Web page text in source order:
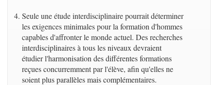
Seule une étude interdisciplinaire pourrait déterminer
les exigences minimales pour la formation d'hommes
capables d'affronter le monde actuel. Des recherches
interdisciplinaires à tous les niveaux devraient
étudier l'harmonisation des différentes formations
reçues concurremment par l'élève, afin qu'elles ne
soient plus parallèles mais complémentaires.